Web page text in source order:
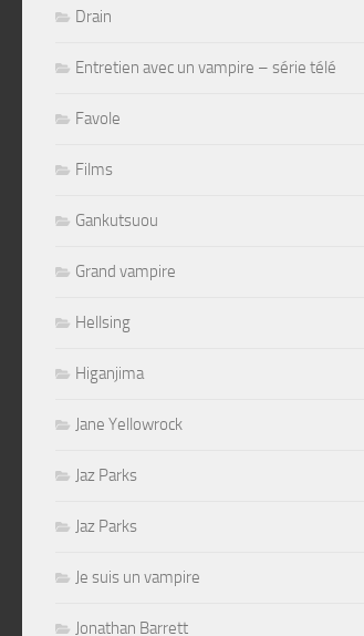
Drain
Entretien avec un vampire – série télé
Favole
Films
Gankutsuou
Grand vampire
Hellsing
Higanjima
Jane Yellowrock
Jaz Parks
Jaz Parks
Je suis un vampire
Jonathan Barrett